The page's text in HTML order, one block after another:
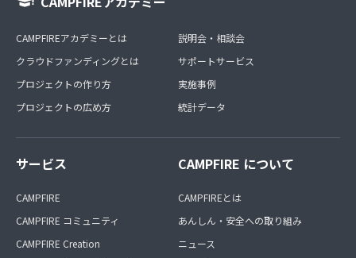
CAMPFIREアカデミーとは
クラウドファンディングとは
プロジェクトの作り方
プロジェクトの広め方
説明会・相談会
サポートサービス
実施事例
統計データ
サービス
CAMPFIRE
CAMPFIRE コミュニティ
CAMPFIRE Creation
CAMPFIRE について
CAMPFIREとは
あんしん・安全への取り組み
ニュース